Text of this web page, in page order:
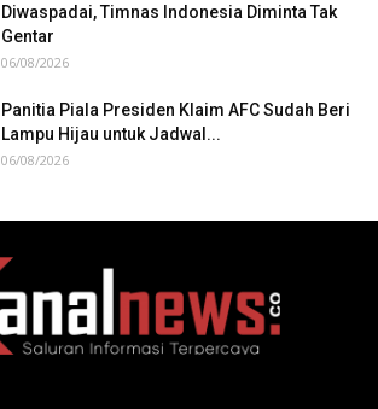
Diwaspadai, Timnas Indonesia Diminta Tak
Gentar
06/08/2026
Panitia Piala Presiden Klaim AFC Sudah Beri
Lampu Hijau untuk Jadwal...
06/08/2026